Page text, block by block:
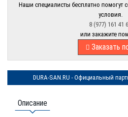
Наши специалисты бесплатно помогут
условия.
8 (977) 161 41
или закажите
Заказать
DURA-SAN.RU - Официальный
Описание